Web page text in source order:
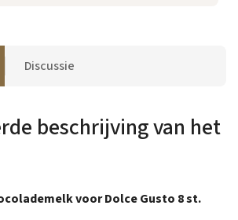
Discussie
beschrijving van het
voor Dolce Gusto 8 st.